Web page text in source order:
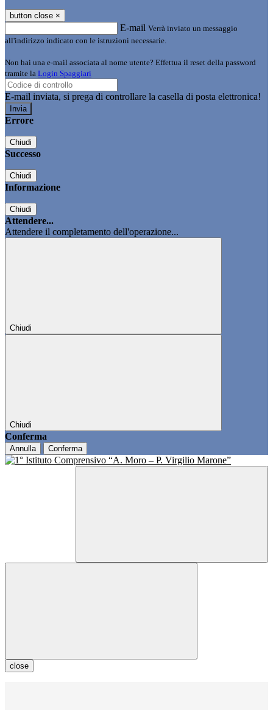
button close ×
E-mail Verrà inviato un messaggio
all'indirizzo indicato con le istruzioni necessarie.
Non hai una e-mail associata al nome utente? Effettua il reset della password
tramite la Login Spaggiari
E-mail inviata, si prega di controllare la casella di posta elettronica!
Errore
Chiudi
Successo
Chiudi
Informazione
Chiudi
Attendere...
Attendere il completamento dell'operazione...
Chiudi
Chiudi
Conferma
Annulla Conferma
close